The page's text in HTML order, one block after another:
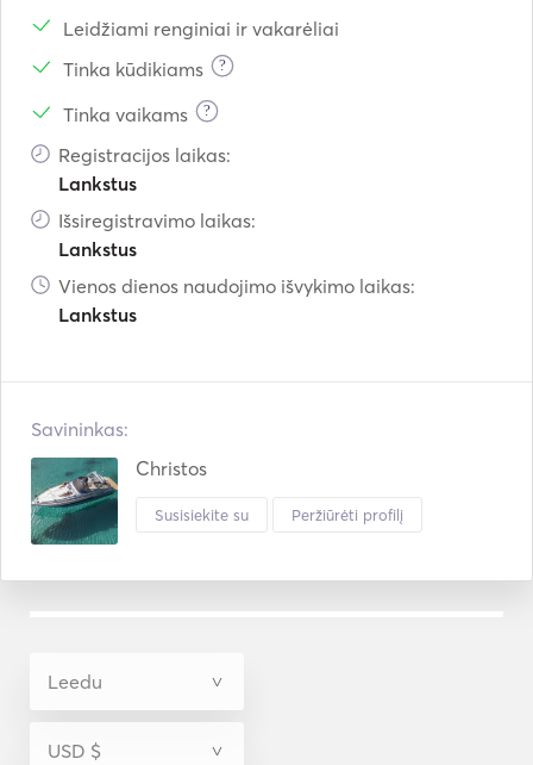
Leidžiami renginiai ir vakarėliai
Tinka kūdikiams
?
Tinka vaikams ?
Registracijos laikas:
Lankstus
Išsiregistravimo laikas:
Lankstus
Vienos dienos naudojimo išvykimo laikas:
Lankstus
Savininkas:
Christos
Susisiekite su Peržiūrėti profilį